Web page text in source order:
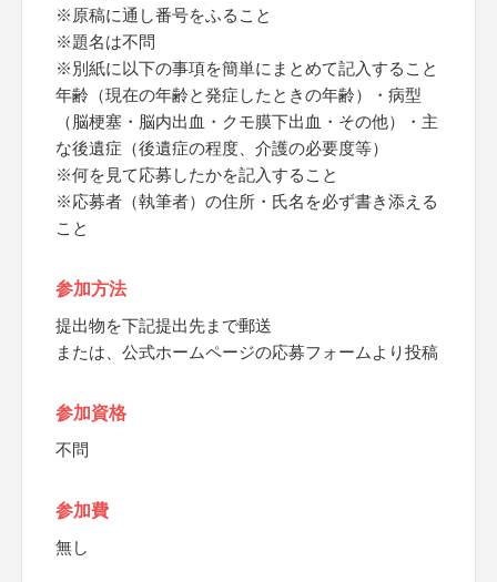
※原稿に通し番号をふること
※題名は不問
※別紙に以下の事項を簡単にまとめて記入すること
年齢（現在の年齢と発症したときの年齢）・病型
（脳梗塞・脳内出血・クモ膜下出血・その他）・主
な後遺症（後遺症の程度、介護の必要度等）
※何を見て応募したかを記入すること
※応募者（執筆者）の住所・氏名を必ず書き添える
こと
参加方法
提出物を下記提出先まで郵送
または、公式ホームページの応募フォームより投稿
参加資格
不問
参加費
無し